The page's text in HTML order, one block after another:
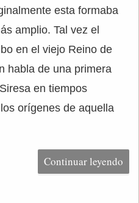
esta formaba
amplio. Tal vez el
en el viejo Reino de
habla de una primera
en tiempos
orígenes de aquella
Continuar leyendo